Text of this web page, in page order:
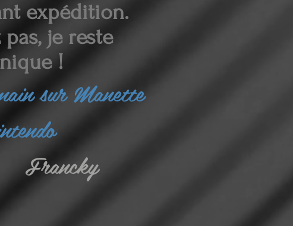
expédition.
je reste
!
sur Manette
Francky